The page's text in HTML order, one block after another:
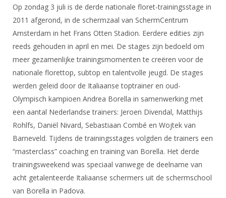
Forums
Maandelijks archief
Evenement
Website
Gebruiksvoorwaarden
Handleiding
Tarieven
Reglementen
Ledencijfers
Sponsors en Partners
Organisatie
Bestuur
Ereleden
Leden van Verdiensten
Vacatures
Recreatiesport
Veteranen
Lichtzwaardschermen
Wedstrijdsport
Ranglijsten
Inschrijven
Reglementen
Materiaal
Schermpaspoort
Rolstoelschermen
Wat is topsport
Nieuws
NK's
Oranje
DBT
SBT
Talentontwikkeling
Atletencommissie
Informatie
Voor de jeugd
Spreekbeurtpakket
Ouders en vereniging
Jeugdkampen
Brassardsysteem
Voor coaches en leraren
Nieuws
Nationale opleidingen
Internationale opleidingen
Forums
Schermforum
Nieuws
Zoek Vereniging
Contact
NK organiseren
Op zondag 3 juli is de derde nationale floret-trainingsstage in
2011 afgerond, in de schermzaal van SchermCentrum
Amsterdam in het Frans Otten Stadion. Eerdere edities zijn
reeds gehouden in april en mei. De stages zijn bedoeld om
meer gezamenlijke trainingsmomenten te creëren voor de
nationale florettop, subtop en talentvolle jeugd. De stages
werden geleid door de Italiaanse toptrainer en oud-
Olympisch kampioen Andrea Borella in samenwerking met
een aantal Nederlandse trainers: Jeroen Divendal, Matthijs
Rohlfs, Daniël Nivard, Sebastiaan Combé en Wojtek van
Barneveld. Tijdens de trainingsstages volgden de trainers een
“masterclass” coaching en training van Borella. Het derde
trainingsweekend was speciaal vanwege de deelname van
acht getalenteerde Italiaanse schermers uit de schermschool
van Borella in Padova.